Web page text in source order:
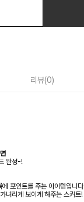
리뷰(0)
완성-!
포인트를 주는 아이템입니다
녀리게 보이게 해주는 스커트!